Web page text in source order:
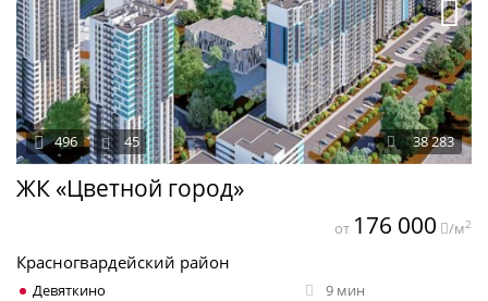
ЖК «Цветной город»
38 283
496 45
Красногвардейский район
Девяткино
9 мин
от 176 000 /м2